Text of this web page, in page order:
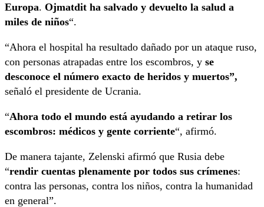
Europa. Ojmatdit ha salvado y devuelto la salud a
miles de niños“.
“Ahora el hospital ha resultado dañado por un ataque ruso,
con personas atrapadas entre los escombros, y se
desconoce el número exacto de heridos y muertos”,
señaló el presidente de Ucrania.
“Ahora todo el mundo está ayudando a retirar los
escombros: médicos y gente corriente“, afirmó.
De manera tajante, Zelenski afirmó que Rusia debe
“rendir cuentas plenamente por todos sus crímenes:
contra las personas, contra los niños, contra la humanidad
en general”.